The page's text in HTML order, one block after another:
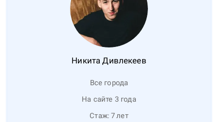
Никита Дивлекеев
Все города
На сайте 3 года
Стаж: 7лет